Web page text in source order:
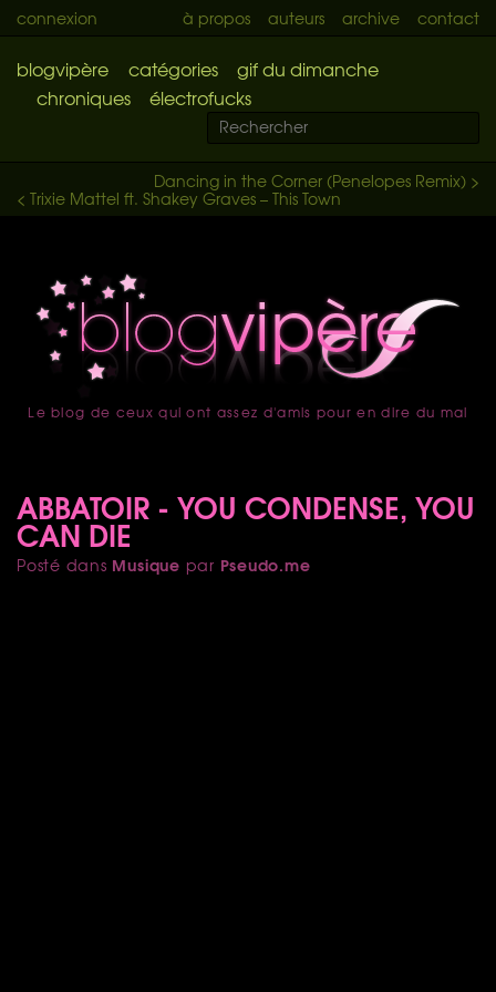
connexion à propos auteurs archive contact
blogvipère catégories
gif du dimanche
chroniques
électrofucks
Dancing in the Corner (Penelopes Remix) >
< Trixie Mattel ft. Shakey Graves – This Town
accueil
Le blog de ceux qui ont assez d'amis pour en dire du mal
ABBATOIR - YOU CONDENSE, YOU
CAN DIE
Posté dans Musique par Pseudo.me